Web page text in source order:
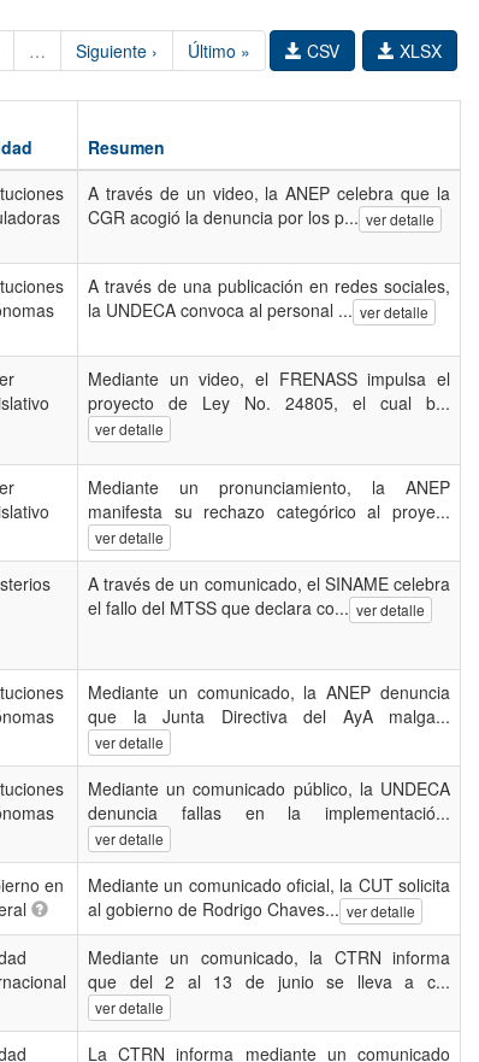
… Siguiente › Último » XLSX
CSV
Resumen
A través de un video, la ANEP celebra que la
CGR acogió la denuncia por los p... ver detalle
A través de una publicación en redes sociales,
la UNDECA convoca al personal ... ver detalle
Mediante un video, el FRENASS impulsa el
proyecto de Ley No. 24805, el cual b...
ver detalle
Mediante un pronunciamiento, la ANEP
manifesta su rechazo categórico al proye...
ver detalle
A través de un comunicado, el SINAME celebra
el fallo del MTSS que declara co... ver detalle
Mediante un comunicado, la ANEP denuncia
que la Junta Directiva del AyA malga...
ver detalle
Mediante un comunicado público, la UNDECA
denuncia fallas en la implementació...
ver detalle
en
Mediante un comunicado oficial, la CUT solicita
al gobierno de Rodrigo Chaves... ver detalle
Mediante un comunicado, la CTRN informa
que del 2 al 13 de junio se lleva a c...
ver detalle
La CTRN informa mediante un comunicado